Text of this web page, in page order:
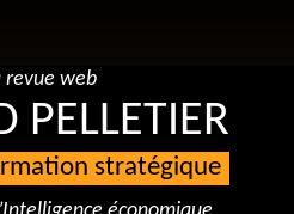
revue web
PELLETIER
stratégique